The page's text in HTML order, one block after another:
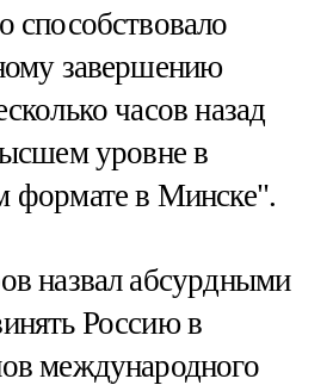
способствовало
завершению
часов назад
уровне в
формате в Минске".
назвал абсурдными
Россию в
международного